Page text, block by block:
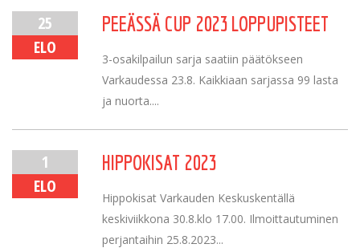
25
ELO
PEEÄSSÄ CUP 2023 LOPPUPISTEET
3-osakilpailun sarja saatiin päätökseen
Varkaudessa 23.8. Kaikkiaan sarjassa 99 lasta
ja nuorta....
1
ELO
HIPPOKISAT 2023
Hippokisat Varkauden Keskuskentällä
keskiviikkona 30.8.klo 17.00. Ilmoittautuminen
perjantaihin 25.8.2023...